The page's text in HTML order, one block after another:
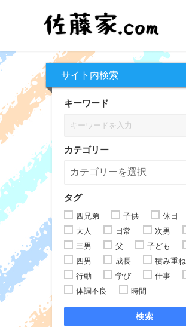
サイト内検索
キーワード
カテゴリー
タグ
四兄弟 子供
休日
大人
日常 次男
三男
父 子ども
四男
成長
積み重ね
行動
学び 仕事
体調不良
時間
検索